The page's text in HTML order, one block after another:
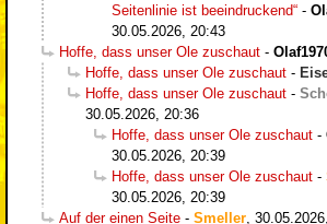
Seitenlinie ist beeindruckend“ -
30.05.2026, 20:43
Hoffe, dass unser Ole zuschaut -
Hoffe, dass unser Ole zuschaut -
Hoffe, dass unser Ole zuschaut -
30.05.2026, 20:36
Hoffe, dass unser Ole zuschaut -
30.05.2026, 20:39
Hoffe, dass unser Ole zuschaut -
30.05.2026, 20:39
Auf der einen Seite - Smeller